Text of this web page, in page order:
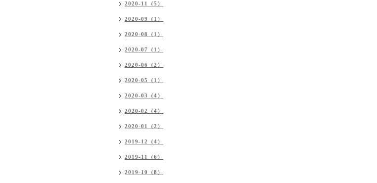
2020-11（5）
2020-09（1）
2020-08（1）
2020-07（1）
2020-06（2）
2020-05（1）
2020-03（4）
2020-02（4）
2020-01（2）
2019-12（4）
2019-11（6）
2019-10（8）